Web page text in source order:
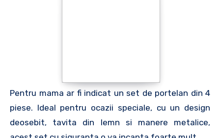
Pentru mama ar fi indicat un set de portelan din 4
piese. Ideal pentru ocazii speciale, cu un design
deosebit, tavita din lemn si manere metalice,